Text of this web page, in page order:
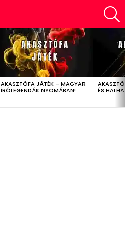
AKASZTÓFA JÁTÉK – MAGYAR
ÍRÓLEGENDÁK NYOMÁBAN! ÉS